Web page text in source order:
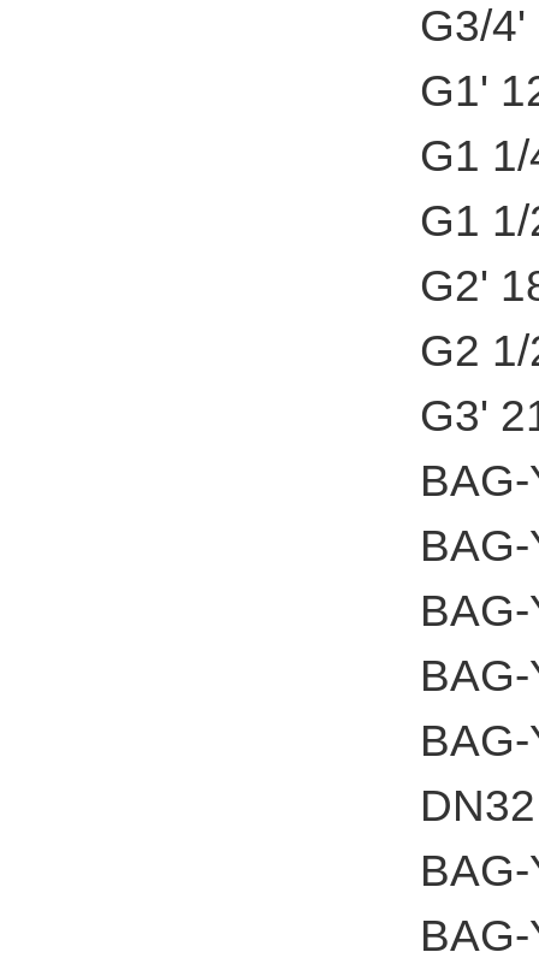
G3/4'
G1'
G1 1/
G1 1/
G2'
G2 1/
G3'
BAG-
BAG-
BAG-
BAG-
BAG-
DN32
BAG-
BAG-